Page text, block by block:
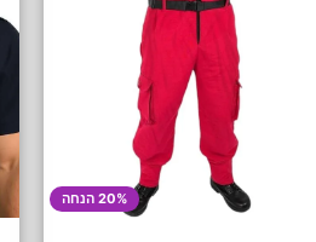
20% הנחה